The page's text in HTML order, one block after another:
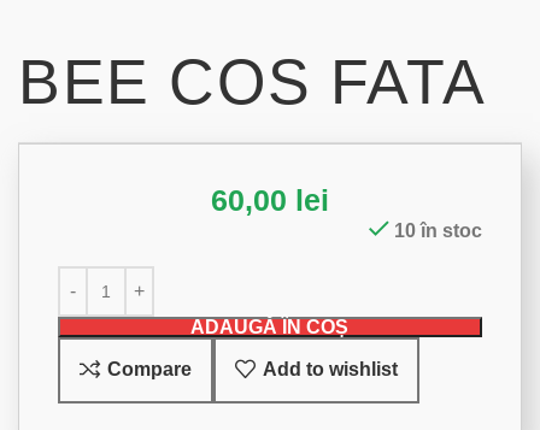
BEE COS FATA
60,00 lei
10 în stoc
ADAUGĂ ÎN COȘ
Compare Add to wishlist